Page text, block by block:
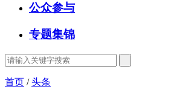
公众参与
专题集锦
首页 /头条